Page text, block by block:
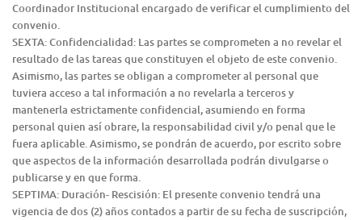
Coordinador Institucional encargado de verificar el cumplimiento del
convenio.
SEXTA: Confidencialidad: Las partes se comprometen a no revelar el
resultado de las tareas que constituyen el objeto de este convenio.
Asimismo, las partes se obligan a comprometer al personal que
tuviera acceso a tal información a no revelarla a terceros y
mantenerla estrictamente confidencial, asumiendo en forma
personal quien así obrare, la responsabilidad civil y/o penal que le
fuera aplicable. Asimismo, se pondrán de acuerdo, por escrito sobre
que aspectos de la información desarrollada podrán divulgarse o
publicarse y en que forma.
SEPTIMA: Duración- Rescisión: El presente convenio tendrá una
vigencia de dos (2) años contados a partir de su fecha de suscripción,